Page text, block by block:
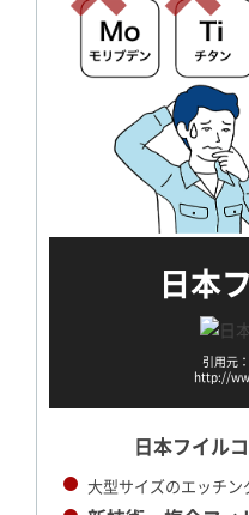
日本
引用元
http://
日本フイル
大型サイズのエッチ